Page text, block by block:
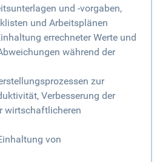
und -vorgaben,
und Arbeitsplänen
errechneter Werte und
während der
zur
Verbesserung der
wirtschaftlicheren
von